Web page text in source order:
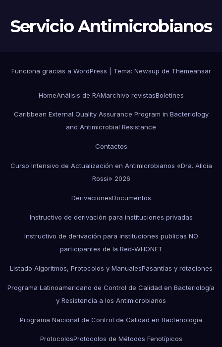
Servicio Antimicrobianos
Funciona gracias a WordPress Tema: Newsup de Themeansar
HomeAnálisis de RAMarchivo revistasBoletines
Caribbean External Quality Assurance Program in Bacteriology
and Antimicrobial Resistance
Contactos
Curso Intensivo de Actualización en Antimicrobianos «Dra. Alicia
Rossi» 2026
DerivacionesDocumentos
Instructivo de derivación para instituciones privadas
Instructivo de derivación para instituciones publicas NO
participantes de la Red-WHONET
Listado Algoritmos, Protocolos y ManualesPasantías y rotaciones
Programa Latinoamericano de Control de Calidad en Bacteriología
y Resistencia a los Antimicrobianos
Programa Nacional de Control de Calidad en Bacteriología
ProtocolosProtocolos de Métodos Fenotípicos